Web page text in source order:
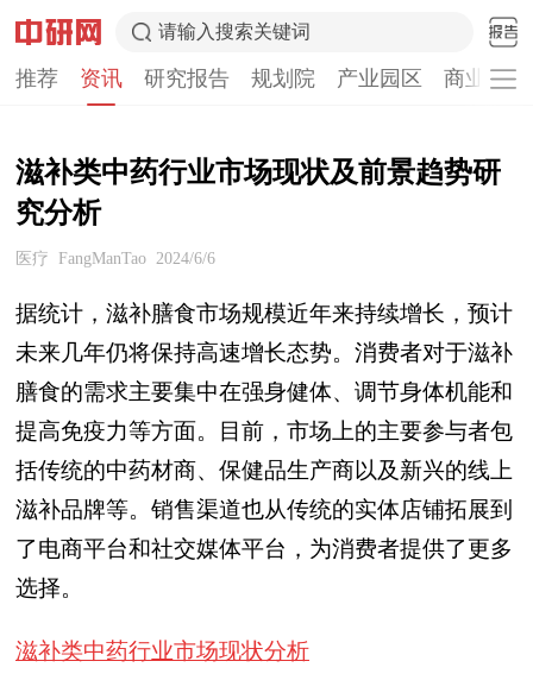
请输入搜索关键词
推荐 资讯 研究报告 规划院 产业园区 商业计
滋补类中药行业市场现状及前景趋势研
究分析
医疗 FangManTao 2024/6/6
据统计，滋补膳食市场规模近年来持续增长，预计
未来几年仍将保持高速增长态势。消费者对于滋补
膳食的需求主要集中在强身健体、调节身体机能和
提高免疫力等方面。目前，市场上的主要参与者包
括传统的中药材商、保健品生产商以及新兴的线上
滋补品牌等。销售渠道也从传统的实体店铺拓展到
了电商平台和社交媒体平台，为消费者提供了更多
选择。
滋补类中药行业市场现状分析